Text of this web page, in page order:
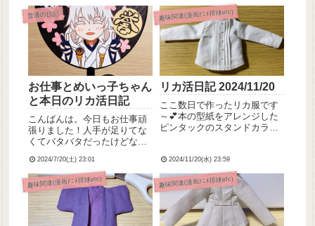
普通の日記
お仕事とめいっ子ちゃん
と本日のリカ活日記
こんばんは。今日もお仕事頑
張りました！人手が足りてな
くてバタバタだったけどなん
回必死！先輩ナースさんに
「ヤヨイちゃん仕事覚えてき
たよね」「いつも助かってる
から毎日来てｗ」って言われ
て嬉しかった。なんかねぇ20
代の痩...
2024/7/20(土) 23:01
趣味関連(漫画ｱﾆﾒ排球etc)
リカ活日記 2024/11/20
ここ数日で作ったリカ服です
～💕本の型紙をアレンジした
ピンタックのスタンドカラー
はこちら↓の動画を参考に、動
画みたいに細かくはできなか
ったけど頑張りました🥺こち
らはゆーちゅーぶを参考に作
った...
2024/11/20(水) 23:59
趣味関連(漫画ｱﾆﾒ排球etc) 趣味関連(漫画ｱﾆﾒ排球etc)